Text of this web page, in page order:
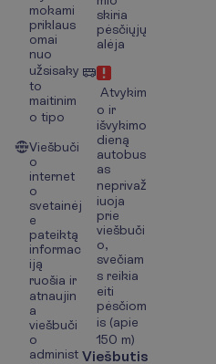
mokami
priklaus
omai
nuo
užsisaky
to
maitinim
o tipo
Viešbuči
o
internet
o
svetainėj
e
pateiktą
informac
iją
ruošia ir
atnaujin
a
viešbuči
o
administ
skiria
pėsčiųjų
alėja
Atvykim
o ir
išvykimo
dieną
autobus
as
neprivaž
iuoja
prie
viešbuči
o,
svečiam
s reikia
eiti
pėsčiom
is (apie
150 m)
Viešbutis